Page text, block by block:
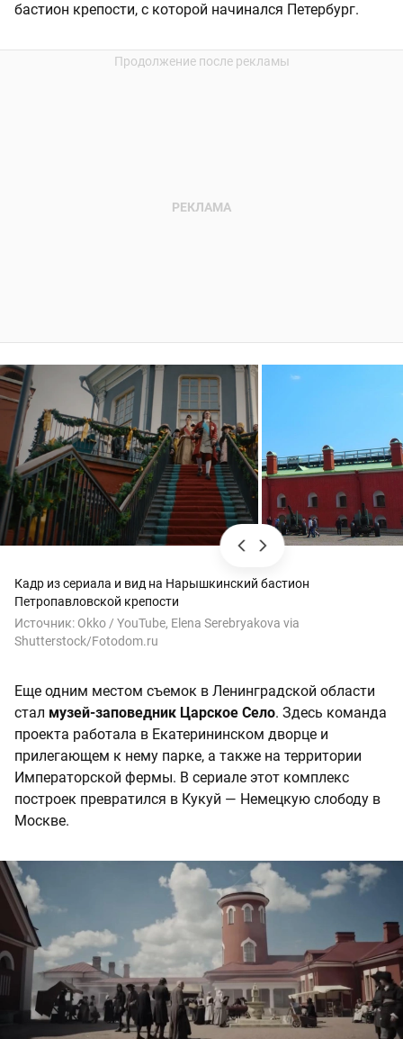
бастион крепости, с которой начинался Петербург.
Кадр из сериала и вид на Нарышкинский бастион
Петропавловской крепости
Источник: Okko / YouTube, Elena Serebryakova via
Shutterstock/Fotodom.ru
Еще одним местом съемок в Ленинградской области
стал музей-заповедник Царское Село. Здесь команда
проекта работала в Екатерининском дворце и
прилегающем к нему парке, а также на территории
Императорской фермы. В сериале этот комплекс
построек превратился в Кукуй — Немецкую слободу в
Москве.